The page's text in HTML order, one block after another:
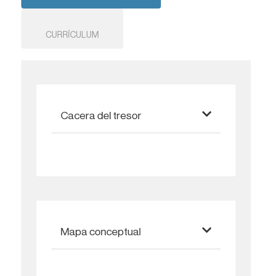
CURRÍCULUM
Cacera del tresor
Mapa conceptual